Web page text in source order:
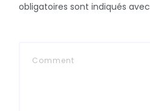
obligatoires sont indiqués avec